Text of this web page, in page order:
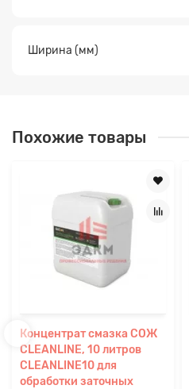
Ширина (мм)
Похожие товары
Концентрат смазка СОЖ
CLEANLINE, 10 литров
CLEANLINE10 для
обработки заточных